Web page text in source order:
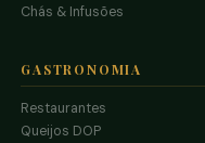
Chás & Infusões
GASTRONOMIA
Restaurantes
Queijos DOP